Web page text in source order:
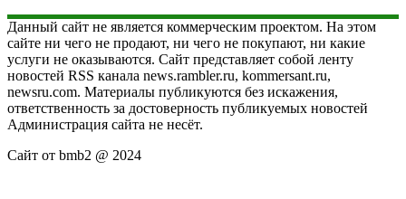
Данный сайт не является коммерческим проектом. На этом
сайте ни чего не продают, ни чего не покупают, ни какие
услуги не оказываются. Сайт представляет собой ленту
новостей RSS канала news.rambler.ru, kommersant.ru,
newsru.com. Материалы публикуются без искажения,
ответственность за достоверность публикуемых новостей
Администрация сайта не несёт.
Сайт от bmb2 @ 2024